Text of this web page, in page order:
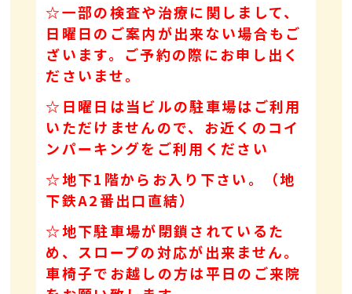
☆一部の検査や治療に関しまして、
日曜日のご案内が出来ない場合もご
ざいます。ご予約の際にお申し出く
ださいませ。
☆日曜日は当ビルの駐車場はご利用
いただけませんので、お近くのコイ
ンパーキングをご利用ください
☆地下1階からお入り下さい。（地
下鉄A2番出口直結）
☆地下駐車場が閉鎖されているた
め、スロープの対応が出来ません。
車椅子でお越しの方は平日のご来院